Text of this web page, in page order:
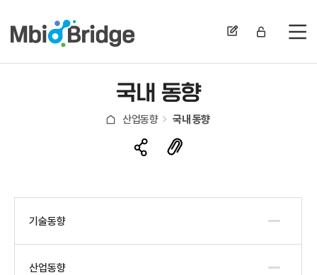
전
국내 동향
산업동향 국내 동향
기술동향
산업동향